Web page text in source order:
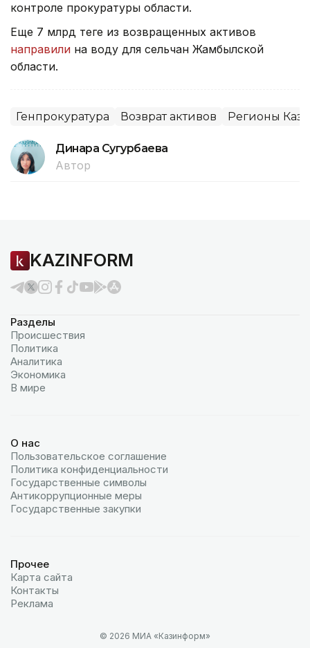
контроле прокуратуры области.
Еще 7 млрд теңге из возвращенных активов
направили на воду для сельчан Жамбылской
области.
Генпрокуратура Возврат активов Регионы
Динара Сугурбаева
Автор
KAZINFORM
Разделы
Происшествия
Политика
Аналитика
Экономика
В мире
О нас
Пользовательское соглашение
Политика конфиденциальности
Государственные символы
Антикоррупционные меры
Государственные закупки
Прочее
Карта сайта
Контакты
Реклама
© 2026 МИА «Казинформ»